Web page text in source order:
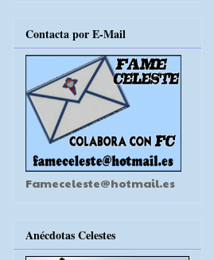
Contacta por E-Mail
Fameceleste@hotmail.es
Anécdotas Celestes